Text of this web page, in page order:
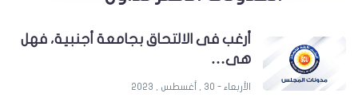
أرغب فى الالتحاق بجامعة أجنبية، فهل
هى…
الأربعاء - 30 , أغسطس , 2023